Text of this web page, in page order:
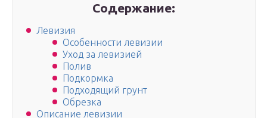
Содержание:
Левизия
Особенности левизии
Уход за левизией
Полив
Подкормка
Подходящий грунт
Обрезка
Описание левизии